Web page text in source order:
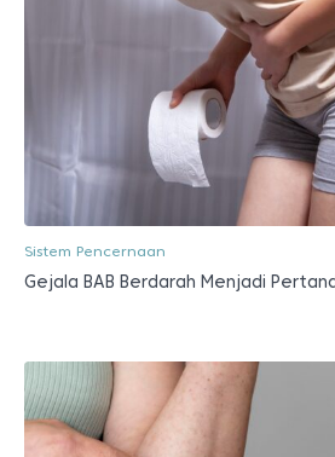
Sistem Pencernaan
Gejala BAB Berdarah Menjadi